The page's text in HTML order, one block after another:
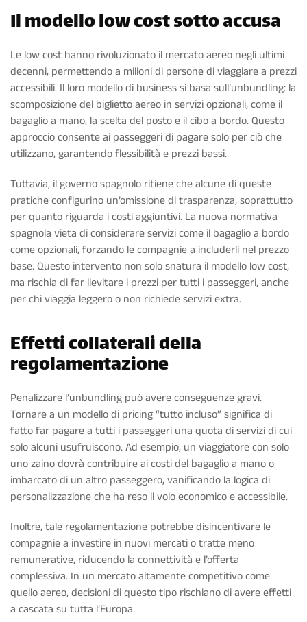
Il modello low cost sotto accusa
Le low cost hanno rivoluzionato il mercato aereo negli ultimi
decenni, permettendo a milioni di persone di viaggiare a prezzi
accessibili. Il loro modello di business si basa sull’unbundling: la
scomposizione del biglietto aereo in servizi opzionali, come il
bagaglio a mano, la scelta del posto e il cibo a bordo. Questo
approccio consente ai passeggeri di pagare solo per ciò che
utilizzano, garantendo flessibilità e prezzi bassi.
Tuttavia, il governo spagnolo ritiene che alcune di queste
pratiche configurino un’omissione di trasparenza, soprattutto
per quanto riguarda i costi aggiuntivi. La nuova normativa
spagnola vieta di considerare servizi come il bagaglio a bordo
come opzionali, forzando le compagnie a includerli nel prezzo
base. Questo intervento non solo snatura il modello low cost,
ma rischia di far lievitare i prezzi per tutti i passeggeri, anche
per chi viaggia leggero o non richiede servizi extra.
Effetti collaterali della
regolamentazione
Penalizzare l’unbundling può avere conseguenze gravi.
Tornare a un modello di pricing “tutto incluso” significa di
fatto far pagare a tutti i passeggeri una quota di servizi di cui
solo alcuni usufruiscono. Ad esempio, un viaggiatore con solo
uno zaino dovrà contribuire ai costi del bagaglio a mano o
imbarcato di un altro passeggero, vanificando la logica di
personalizzazione che ha reso il volo economico e accessibile.
Inoltre, tale regolamentazione potrebbe disincentivare le
compagnie a investire in nuovi mercati o tratte meno
remunerative, riducendo la connettività e l’offerta
complessiva. In un mercato altamente competitivo come
quello aereo, decisioni di questo tipo rischiano di avere effetti
a cascata su tutta l’Europa.